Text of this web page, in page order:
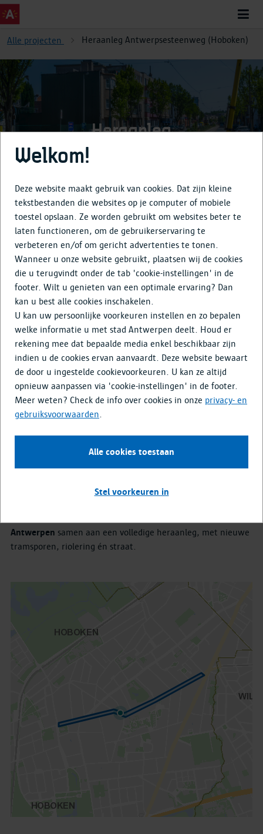
Alle projecten Heraanleg Antwerpsesteenweg (Hoboken)
Heraanleg
Antwerpsesteenweg
Over
Tijdlijn
Doe mee
Media & Nieuws
De hele Antwerpsesteenweg, vanaf de Krugerstraat tot aan
de Kioskplaats, krijgt binnenkort een heraanleg. Riolering,
tramsporen en straat worden samen aangepakt.
Waarom dit project?
Detramsporenin de Antwerpsesteenweg zijn in zeer slechte
staat. Om veiligheidsredenen rijden er sinds juli 2023 geen
trams meer. Werken aan de tramsporen tussen Draaiboom
niet overzichtelijk voor fietsers en voldoet de belangrijke
Antwerpen samen aan een volledige heraanleg, met nieuwe
tramsporen, riolering én straat.
Welkom!
Deze website maakt gebruik van cookies. Dat zijn kleine
tekstbestanden die websites op je computer of mobiele
toestel opslaan. Ze worden gebruikt om websites beter te
laten functioneren, om de gebruikerservaring te
verbeteren en/of om gericht advertenties te tonen.
Wanneer u onze website gebruikt, plaatsen wij de cookies
die u terugvindt onder de tab 'cookie-instellingen' in de
footer. Wilt u genieten van een optimale ervaring? Dan
kan u best alle cookies inschakelen.
U kan uw persoonlijke voorkeuren instellen en zo bepalen
welke informatie u met stad Antwerpen deelt. Houd er
rekening mee dat bepaalde media enkel beschikbaar zijn
indien u de cookies ervan aanvaardt. Deze website bewaart
de door u ingestelde cookievoorkeuren. U kan ze altijd
opnieuw aanpassen via 'cookie-instellingen' in de footer.
Meer weten? Check de info over cookies in onze privacy- en
gebruiksvoorwaarden.
Alle cookies toestaan
Stel voorkeuren in